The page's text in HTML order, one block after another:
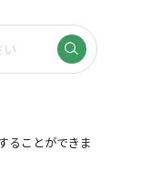
ることができま